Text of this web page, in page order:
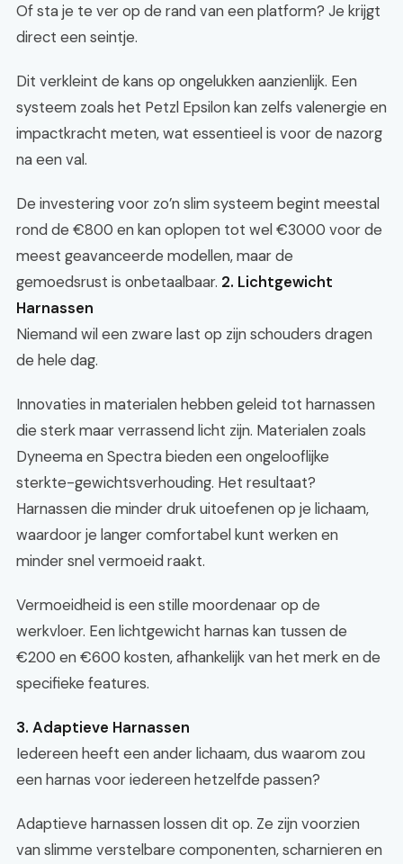
Of sta je te ver op de rand van een platform? Je krijgt
direct een seintje.
Dit verkleint de kans op ongelukken aanzienlijk. Een
systeem zoals het Petzl Epsilon kan zelfs valenergie en
impactkracht meten, wat essentieel is voor de nazorg
na een val.
De investering voor zo’n slim systeem begint meestal
rond de €800 en kan oplopen tot wel €3000 voor de
meest geavanceerde modellen, maar de
gemoedsrust is onbetaalbaar. 2. Lichtgewicht
Harnassen
Niemand wil een zware last op zijn schouders dragen
de hele dag.
Innovaties in materialen hebben geleid tot harnassen
die sterk maar verrassend licht zijn. Materialen zoals
Dyneema en Spectra bieden een ongelooflijke
sterkte-gewichtsverhouding. Het resultaat?
Harnassen die minder druk uitoefenen op je lichaam,
waardoor je langer comfortabel kunt werken en
minder snel vermoeid raakt.
Vermoeidheid is een stille moordenaar op de
werkvloer. Een lichtgewicht harnas kan tussen de
€200 en €600 kosten, afhankelijk van het merk en de
specifieke features.
3. Adaptieve Harnassen
Iedereen heeft een ander lichaam, dus waarom zou
een harnas voor iedereen hetzelfde passen?
Adaptieve harnassen lossen dit op. Ze zijn voorzien
van slimme verstelbare componenten, scharnieren en